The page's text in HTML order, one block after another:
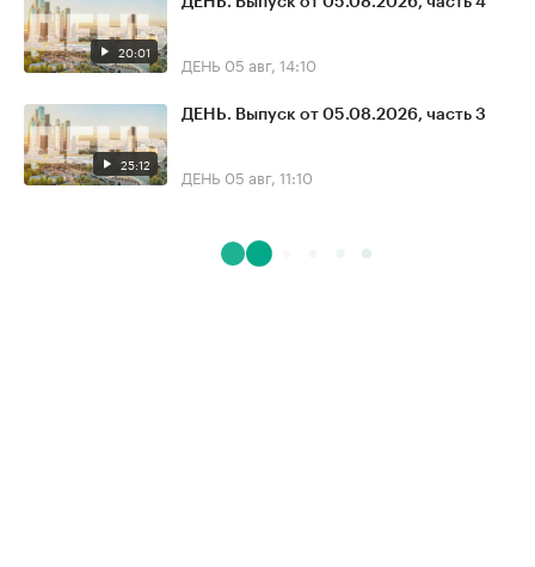
20:01 ДЕНЬ 05 авг, 14:10
25:12
ДЕНЬ. Выпуск от 05.08.2026, часть 3
ДЕНЬ 05 авг, 11:10